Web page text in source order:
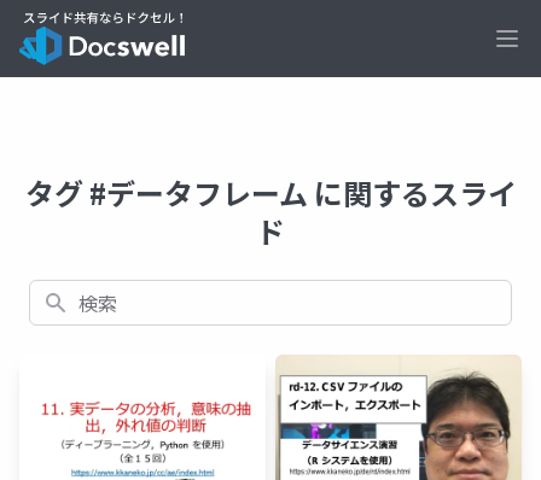
タグ #データフレーム に関するスライ
ド
検索